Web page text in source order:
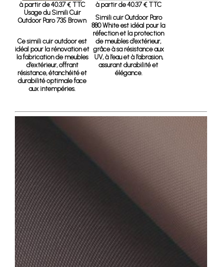
à partir de 40.37 € TTC
Usage du Simili Cuir
Outdoor Paro 735 Brown
Ce simili cuir outdoor est
idéal pour la rénovation et
la fabrication de meubles
d’extérieur, offrant
résistance, étanchéité et
durabilité optimale face
aux intempéries.
à partir de 40.37 € TTC
Simili cuir Outdoor Paro
880 Whiteest idéal pour la
réfection et la protection
de meubles d’extérieur,
grâce à sa résistance aux
UV, à l’eau et à l’abrasion,
assurant durabilité et
élégance.